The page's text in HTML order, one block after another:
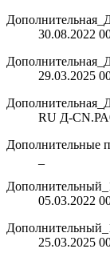
30.08.2022
29.03.2025
RU Д-
Дополнительные
05.03.2022
25.03.2025